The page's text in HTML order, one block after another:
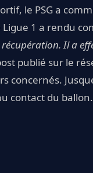
le PSG a
1 a rendu
Il a
publié sur le
concernés.
contact du ballon.